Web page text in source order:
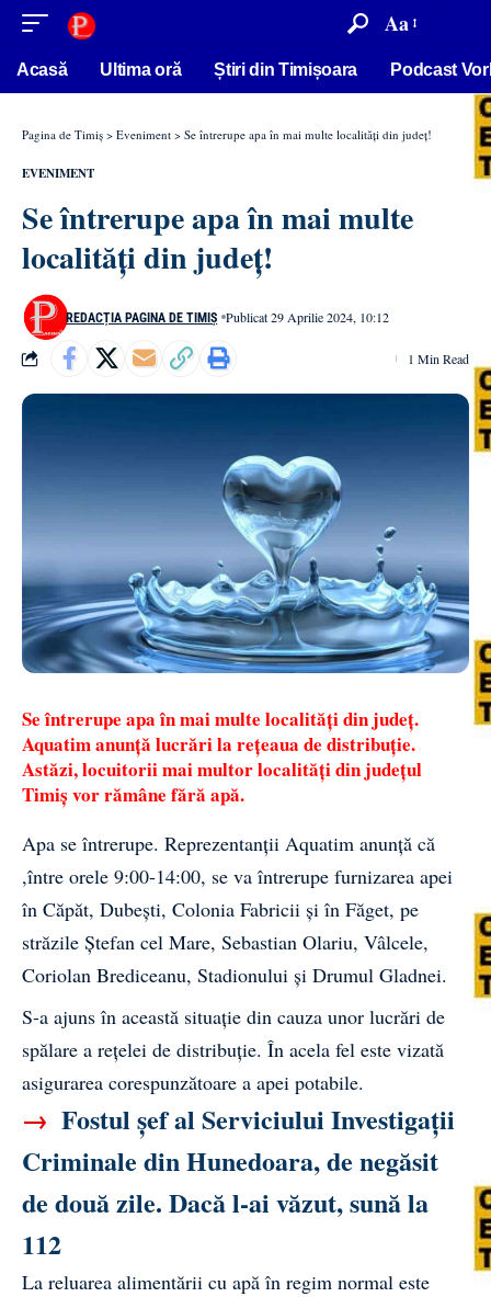
conținut Aa
Acasă Ultima oră Știri din Timișoara Podcast
Pagina de Timiș > Eveniment > Se întrerupe apa în mai multe localități din județ!
EVENIMENT
Se întrerupe apa în mai multe
localități din județ!
REDACȚIA PAGINA DE TIMIȘ Publicat 29 Aprilie 2024, 10:12
1 Min Read
Se întrerupe apa în mai multe localități din județ.
Aquatim anunță lucrări la rețeaua de distribuție.
Astăzi, locuitorii mai multor localități din județul
Timiș vor rămâne fără apă.
Apa se întrerupe. Reprezentanții Aquatim anunță că
,între orele 9:00-14:00, se va întrerupe furnizarea apei
în Căpăt, Dubești, Colonia Fabricii și în Făget, pe
străzile Ștefan cel Mare, Sebastian Olariu, Vâlcele,
Coriolan Brediceanu, Stadionului și Drumul Gladnei.
S-a ajuns în această situație din cauza unor lucrări de
spălare a rețelei de distribuție. În acela fel este vizată
asigurarea corespunzătoare a apei potabile.
→ Fostul șef al Serviciului Investigații
Criminale din Hunedoara, de negăsit
de două zile. Dacă l-ai văzut, sună la
112
La reluarea alimentării cu apă în regim normal este